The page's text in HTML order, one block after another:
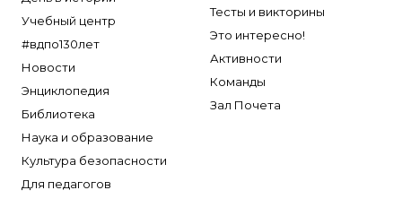
Учебный центр
#вдпо130лет
Новости
Энциклопедия
Библиотека
Наука и образование
Культура безопасности
Для педагогов
Тесты и викторины
Это интересно!
Активности
Команды
Зал Почета